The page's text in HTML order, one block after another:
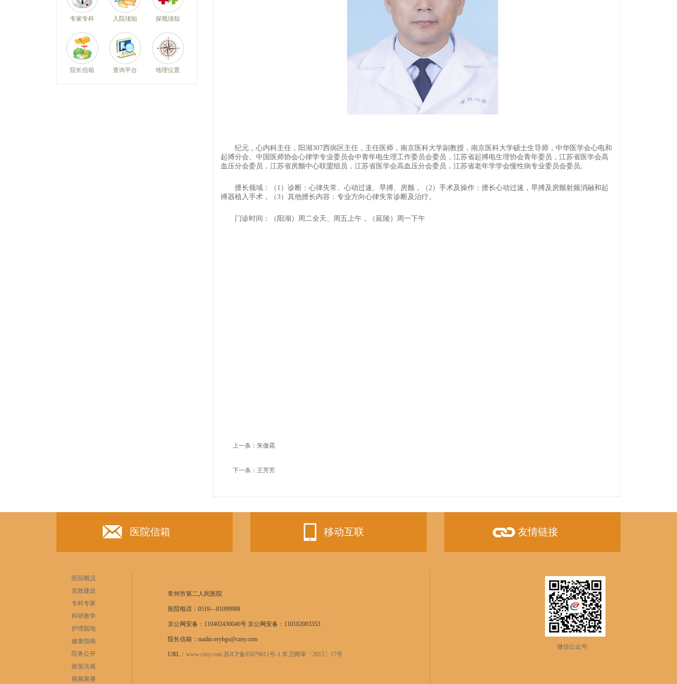
专家专科 入院须知 探视须知
院长信箱 查询平台 地理位置
纪元，心内科主任，阳湖307西病区主任， 主任医师， 南京医科大学副教授，南京医科大学硕士生导师，中华医学会心电和
起搏分会、中国医师协会心律学专业委员会中青年电生理工作委员会委员，江苏省起搏电生理协会青年委员，江苏省医学会高
血压分会委员，江苏省房颤中心联盟组员，江苏省医学会高血压分会委员，江苏省老年学学会慢性病专业委员会委员。
擅长领域： （1）诊断：心律失常、心动过速、早搏、房颤，
（2）手术及操作：擅长心动过速，早搏及房颤射频消融和起
搏器植入手术，
（3）其他擅长内容：专业方向心律失常诊断及治疗。
门诊时间：（阳湖） 周二全天、周五上午，（延陵） 周一下午
上一条： 朱傲霜
下一条： 王芳芳
医院信箱 移动互联 友情链接
医院概况
党政建设
专科专家
科研教学
护理园地
健康指南
院务公开
政策法规
视频展播
常州市第二人民医院
医院电话：0519—81099988
京公网安备：110402430046号 京公网安备：110102003353
院长信箱：mailto:erybgs@czey.com
URL： www.czey.com.苏ICP备05079611号-1 常卫网审〔2015〕17号
微信公众号